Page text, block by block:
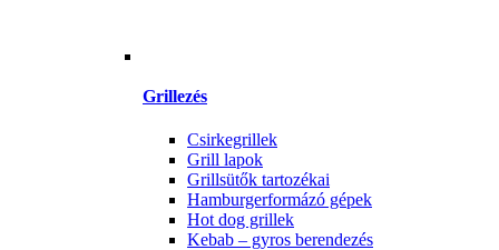
Grillezés
Csirkegrillek
Grill lapok
Grillsütők tartozékai
Hamburgerformázó gépek
Hot dog grillek
Kebab – gyros berendezés